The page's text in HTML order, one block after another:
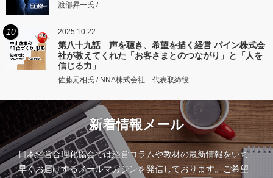
渡部昇一氏 /
10 2025.10.22
第八十九話 声を聴き、希望を描く経営 パイン株式会
社が教えてくれた「お客さまとのつながり」と「人を
信じる力」
佐藤元相氏 / NNA株式会社 代表取締役
新着情報メール
日本経営合理化協会では経営コラムや教材の最新情報をいち
早くお届けするメールマガジンを発信しております。ご希望